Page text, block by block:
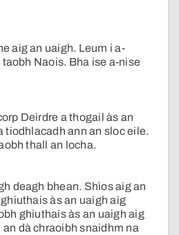
aig an uaigh. Leum i a-
Naois. Bha ise a-nise
Deirdre a thogail às an
tiodhlacadh ann an sloc eile.
thall an locha.
deagh bhean. Shìos aig an
às an uaigh aig
ghiuthais às an uaigh aig
dà chraoibh snaidhm na